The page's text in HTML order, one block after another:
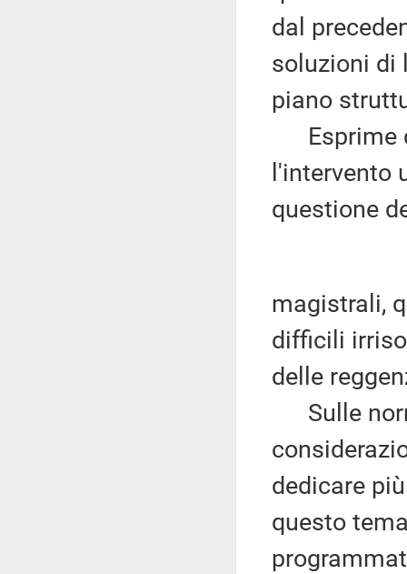
dal
soluzioni di
piano
Esprime
l'intervento
questione
magistrali,
difficili
delle
Sulle
dedicare
questo